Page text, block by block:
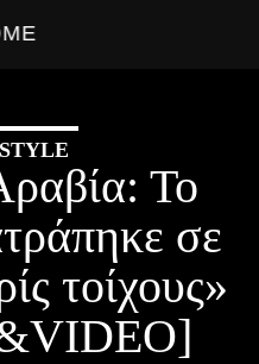
Το
σε
τοίχους»